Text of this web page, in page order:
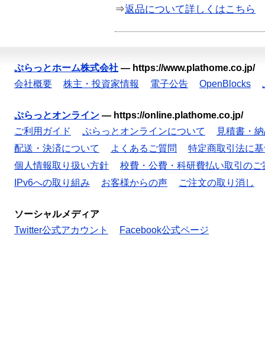
⇒返品について詳しくはこちら
ぷらっとホーム株式会社 — https://www.plathome.co.jp/
会社概要
株主・投資家情報 電子公告 OpenBlocks
ぷらっとオンライン — https://online.plathome.co.jp/
ご利用ガイド
ぷらっとオンラインについて
見積書・
配送・決済について
よくあるご質問
特定商取引法に
個人情報取り扱い方針
校費・公費・科研費払い取引のご
IPv6への取り組み
お客様からの声 ご注文の取り消し
ソーシャルメディア
Twitter公式アカウント
Facebook公式ページ